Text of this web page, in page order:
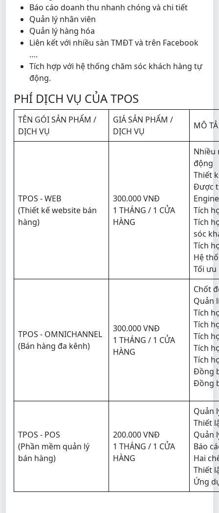
Báo cáo doanh thu nhanh chóng và chi tiết
Quản lý nhân viên
Quản lý hàng hóa
Liên kết với nhiều sàn TMĐT và trên Facebook
….
Tích hợp với hệ thống chăm sóc khách hàng tự
động.
PHÍ DỊCH VỤ CỦA TPOS
TÊN GÓI SẢN PHẨM /
DỊCH VỤ
GIÁ SẢN PHẨM /
DỊCH VỤ
MÔ
TPOS - WEB
(Thiết kế website bán
hàng)
300.000 VNĐ
1 THÁNG / 1 CỬA
HÀNG
Nhiều
động
Thiết
Được
Tích
Tích
sóc
Tích
Hệ
Tối
TPOS - OMNICHANNEL
(Bán hàng đa kênh)
300.000 VNĐ
1 THÁNG / 1 CỬA
HÀNG
Chốt
Quản
Tích
Tích
Tích
Tích
Tích
Đồng
Đồng
TPOS - POS
(Phần mềm quản lý
bán hàng)
200.000 VNĐ
1 THÁNG / 1 CỬA
HÀNG
Quản
Thiết
Quản
Báo
Hai
Thiết
Ứng